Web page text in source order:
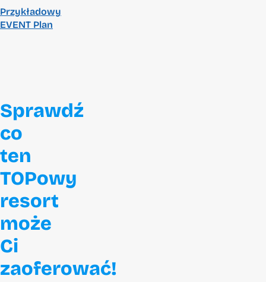
Przykładowy
EVENT Plan
Sprawdź
co
ten
TOPowy
resort
może
Ci
zaoferować!